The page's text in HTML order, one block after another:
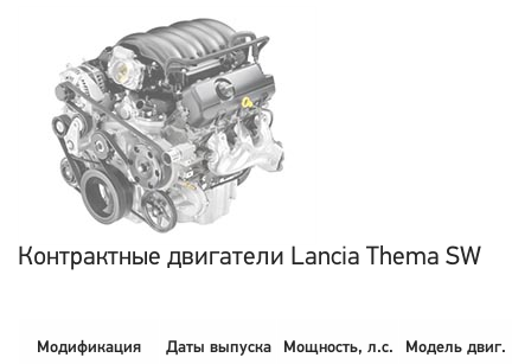
Контрактные двигатели Lancia Thema SW
Модификация Даты выпуска Мощность, л.с. Модель двиг.